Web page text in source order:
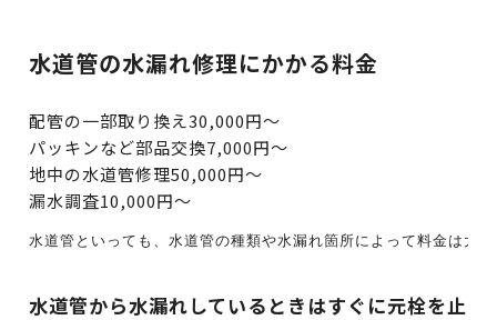
水道管の水漏れ修理にかかる料金
配管の一部取り換え30,000円～
パッキンなど部品交換7,000円～
地中の水道管修理50,000円～
漏水調査10,000円～
水道管から水漏れしているときはすぐに元栓を止